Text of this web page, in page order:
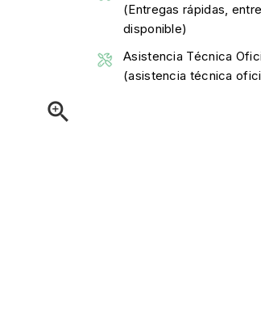

(Entregas rápidas,
disponible)
Asistencia Técnica
(asistencia técnica